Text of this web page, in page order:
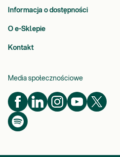
Informacja o dostępności
O e-Sklepie
Kontakt
Media społecznościowe